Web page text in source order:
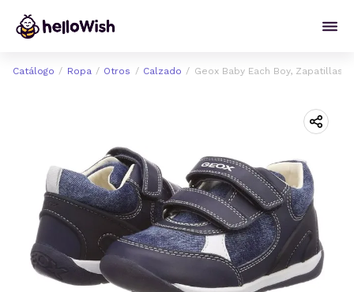
Catálogo Ropa Otros Calzado Geox Baby Each Boy, Zapatillas